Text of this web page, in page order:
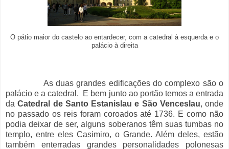
O pátio maior do castelo ao entardecer, com a catedral à esquerda e o
palácio à direita
As duas grandes edificações do complexo são o
palácio e a catedral. E bem junto ao portão temos a entrada
daCatedral de Santo Estanislau e São Venceslau, onde
no passado os reis foram coroados até 1736. E como não
podia deixar de ser, alguns soberanos têm suas tumbas no
templo, entre eles Casimiro, o Grande. Além deles, estão
também enterradas grandes personalidades polonesas